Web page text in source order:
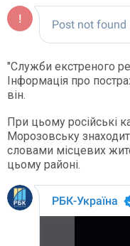
"Служби екстреного
Інформація про
він.
При цьому російські
Морозовську
словами місцевих
цьому районі.